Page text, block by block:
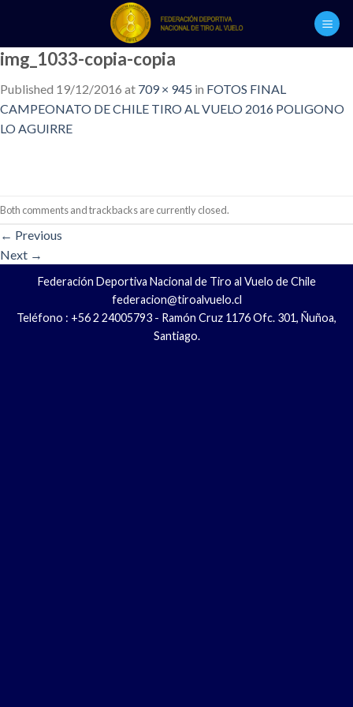
content
img_1033-copia-copia
Published 19/12/2016 at 709 × 945 in FOTOS FINAL
CAMPEONATO DE CHILE TIRO AL VUELO 2016 POLIGONO
LO AGUIRRE
Both comments and trackbacks are currently closed.
← Previous
Next →
Federación Deportiva Nacional de Tiro al Vuelo de Chile
federacion@tiroalvuelo.cl
Teléfono : +56 2 24005793 - Ramón Cruz 1176 Ofc. 301, Ñuñoa,
Santiago.